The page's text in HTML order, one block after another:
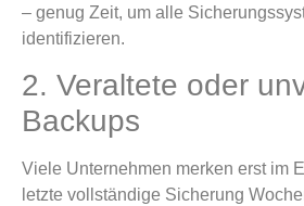
– genug Zeit, um alle
identifizieren.
2. Veraltete oder
Backups
Viele Unternehmen merken erst im
letzte vollständige Sicherung